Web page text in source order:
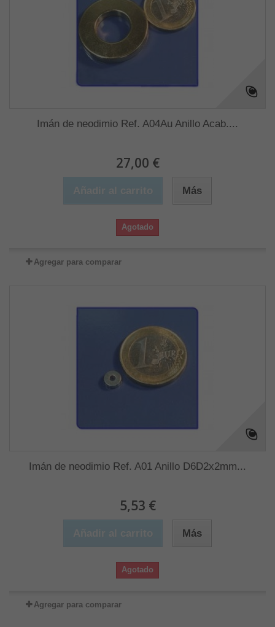
Imán de neodimio Ref. A04Au Anillo Acab....
27,00 €
Más
Agotado
Agregar para comparar
Imán de neodimio Ref. A01 Anillo D6D2x2mm...
5,53 €
Más
Agotado
Agregar para comparar